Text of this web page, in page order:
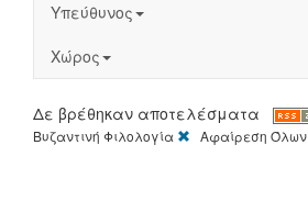
Υπεύθυνος
Χώρος
Δε βρέθηκαν αποτελέσματα
Βυζαντινή Φιλολογία
[X]Αφαίρεση Όλων